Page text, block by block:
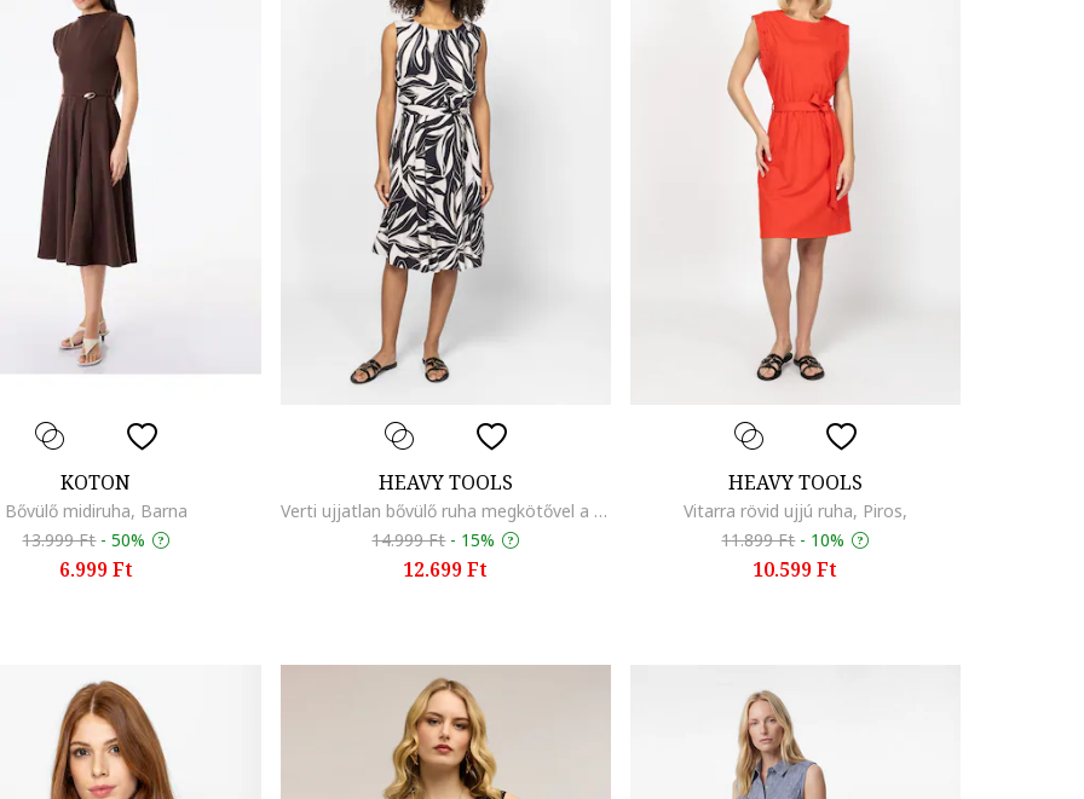
KOTON
Bővülő midiruha, Barna
13.999 Ft -50%
6.999 Ft
HEAVY TOOLS
Verti ujjatlan bővülő ruha megkötővel a derékrészén, Fehér/Fekete
14.999 Ft - 15%
12.699 Ft
HEAVY TOOLS
Vitarra rövid ujjú ruha, Piros,
11.899 Ft - 10%
10.599 Ft